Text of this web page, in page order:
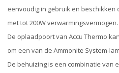
eenvoudig in gebruik en
met tot 200W verwarmingsvermogen.
De oplaadpoort van Accu Thermo
om een van de Ammonite System-
De behuizing is een combinatie van